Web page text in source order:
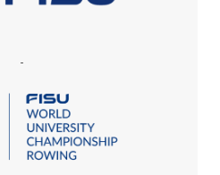
-